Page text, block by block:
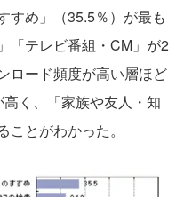
すめ」（35.5％）が最も
「テレビ番組・CM」が2
ロード頻度が高い層ほど
高く、「家族や友人・知
とがわかった。